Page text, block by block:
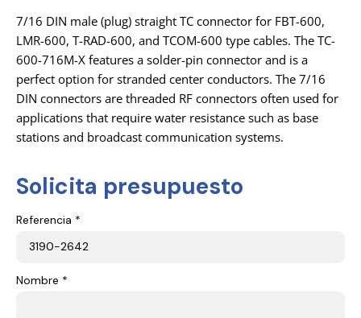
7/16 DIN male (plug) straight TC connector for FBT-600,
LMR-600, T-RAD-600, and TCOM-600 type cables. The TC-
600-716M-X features a solder-pin connector and is a
perfect option for stranded center conductors. The 7/16
DIN connectors are threaded RF connectors often used for
applications that require water resistance such as base
stations and broadcast communication systems.
Solicita presupuesto
Referencia *
Nombre *